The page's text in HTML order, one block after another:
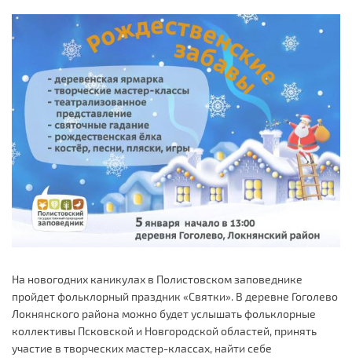
На новогодних каникулах в Полистовском заповеднике
пройдет фольклорный праздник «Святки». В деревне Гоголево
Локнянского района можно будет услышать фольклорные
коллективы Псковской и Новгородской областей, принять
участие в творческих мастер-классах, найти себе